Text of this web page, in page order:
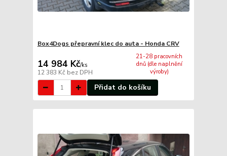
Box4Dogs přepravní klec do auta - Honda CRV
14 984 Kč/ks
12 383 Kč bez DPH
21-28 pracovních
dnů (dle naplnění
výroby)
Přidat do košíku